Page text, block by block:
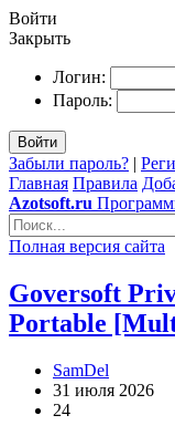
Войти
Закрыть
Логин:
Пароль:
Войти
Забыли пароль? |
Главная Правила
Azotsoft.ru
Полная версия сайта
Goversoft
Portable
SamDel
31 июля 2026
24